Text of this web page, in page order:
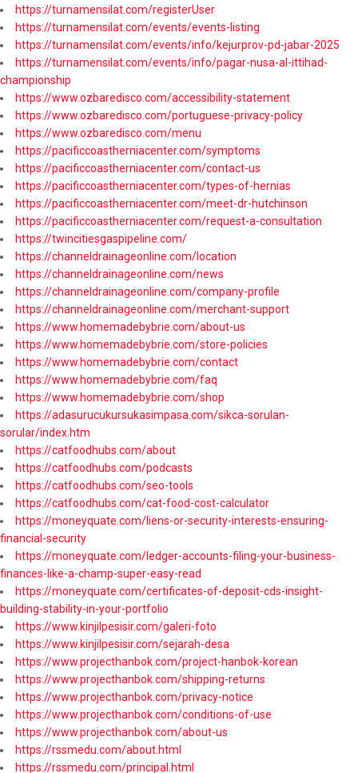
https://turnamensilat.com/registerUser
https://turnamensilat.com/events/events-listing
https://turnamensilat.com/events/info/kejurprov-pd-jabar-2025
https://turnamensilat.com/events/info/pagar-nusa-al-ittihad-
championship
https://www.ozbaredisco.com/accessibility-statement
https://www.ozbaredisco.com/portuguese-privacy-policy
https://www.ozbaredisco.com/menu
https://pacificcoastherniacenter.com/symptoms
https://pacificcoastherniacenter.com/contact-us
https://pacificcoastherniacenter.com/types-of-hernias
https://pacificcoastherniacenter.com/meet-dr-hutchinson
https://pacificcoastherniacenter.com/request-a-consultation
https://twincitiesgaspipeline.com/
https://channeldrainageonline.com/location
https://channeldrainageonline.com/news
https://channeldrainageonline.com/company-profile
https://channeldrainageonline.com/merchant-support
https://www.homemadebybrie.com/about-us
https://www.homemadebybrie.com/store-policies
https://www.homemadebybrie.com/contact
https://www.homemadebybrie.com/faq
https://www.homemadebybrie.com/shop
https://adasurucukursukasimpasa.com/sikca-sorulan-
sorular/index.htm
https://catfoodhubs.com/about
https://catfoodhubs.com/podcasts
https://catfoodhubs.com/seo-tools
https://catfoodhubs.com/cat-food-cost-calculator
https://moneyquate.com/liens-or-security-interests-ensuring-
financial-security
https://moneyquate.com/ledger-accounts-filing-your-business-
finances-like-a-champ-super-easy-read
https://moneyquate.com/certificates-of-deposit-cds-insight-
building-stability-in-your-portfolio
https://www.kinjilpesisir.com/galeri-foto
https://www.kinjilpesisir.com/sejarah-desa
https://www.projecthanbok.com/project-hanbok-korean
https://www.projecthanbok.com/shipping-returns
https://www.projecthanbok.com/privacy-notice
https://www.projecthanbok.com/conditions-of-use
https://www.projecthanbok.com/about-us
https://rssmedu.com/about.html
https://rssmedu.com/principal.html